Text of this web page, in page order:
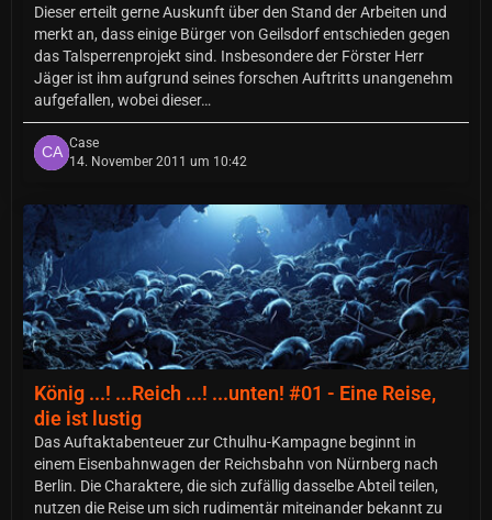
Dieser erteilt gerne Auskunft über den Stand der Arbeiten und
merkt an, dass einige Bürger von Geilsdorf entschieden gegen
das Talsperrenprojekt sind. Insbesondere der Förster Herr
Jäger ist ihm aufgrund seines forschen Auftritts unangenehm
aufgefallen, wobei dieser…
Case
14. November 2011 um 10:42
König ...! ...Reich ...! ...unten! #01 - Eine Reise,
die ist lustig
Das Auftaktabenteuer zur Cthulhu-Kampagne beginnt in
einem Eisenbahnwagen der Reichsbahn von Nürnberg nach
Berlin. Die Charaktere, die sich zufällig dasselbe Abteil teilen,
nutzen die Reise um sich rudimentär miteinander bekannt zu